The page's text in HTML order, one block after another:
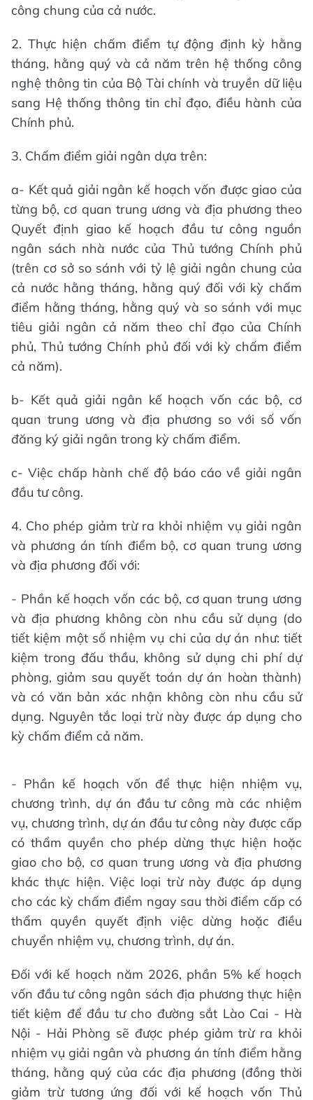
công chung của cả nước.
2. Thực hiện chấm điểm tự động định kỳ hằng
tháng, hằng quý và cả năm trên hệ thống công
nghệ thông tin của Bộ Tài chính và truyền dữ liệu
sang Hệ thống thông tin chỉ đạo, điều hành của
Chính phủ.
3. Chấm điểm giải ngân dựa trên:
a- Kết quả giải ngân kế hoạch vốn được giao của
từng bộ, cơ quan trung ương và địa phương theo
Quyết định giao kế hoạch đầu tư công nguồn
ngân sách nhà nước của Thủ tướng Chính phủ
(trên cơ sở so sánh với tỷ lệ giải ngân chung của
cả nước hằng tháng, hằng quý đối với kỳ chấm
điểm hằng tháng, hằng quý và so sánh với mục
tiêu giải ngân cả năm theo chỉ đạo của Chính
phủ, Thủ tướng Chính phủ đối với kỳ chấm điểm
cả năm).
b- Kết quả giải ngân kế hoạch vốn các bộ, cơ
quan trung ương và địa phương so với số vốn
đăng ký giải ngân trong kỳ chấm điểm.
c- Việc chấp hành chế độ báo cáo về giải ngân
đầu tư công.
4. Cho phép giảm trừ ra khỏi nhiệm vụ giải ngân
và phương án tính điểm bộ, cơ quan trung ương
và địa phương đối với:
- Phần kế hoạch vốn các bộ, cơ quan trung ương
và địa phương không còn nhu cầu sử dụng (do
tiết kiệm một số nhiệm vụ chi của dự án như: tiết
kiệm trong đấu thầu, không sử dụng chi phí dự
phòng, giảm sau quyết toán dự án hoàn thành)
và có văn bản xác nhận không còn nhu cầu sử
dụng. Nguyên tắc loại trừ này được áp dụng cho
kỳ chấm điểm cả năm.
- Phần kế hoạch vốn để thực hiện nhiệm vụ,
chương trình, dự án đầu tư công mà các nhiệm
vụ, chương trình, dự án đầu tư công này được cấp
có thẩm quyền cho phép dừng thực hiện hoặc
giao cho bộ, cơ quan trung ương và địa phương
khác thực hiện. Việc loại trừ này được áp dụng
cho các kỳ chấm điểm ngay sau thời điểm cấp có
thẩm quyền quyết định việc dừng hoặc điều
chuyển nhiệm vụ, chương trình, dự án.
Đối với kế hoạch năm 2026, phần 5% kế hoạch
vốn đầu tư công ngân sách địa phương thực hiện
tiết kiệm để đầu tư cho đường sắt Lào Cai - Hà
Nội - Hải Phòng sẽ được phép giảm trừ ra khỏi
nhiệm vụ giải ngân và phương án tính điểm hằng
tháng, hằng quý của các địa phương (đồng thời
giảm trừ tương ứng đối với kế hoạch vốn Thủ